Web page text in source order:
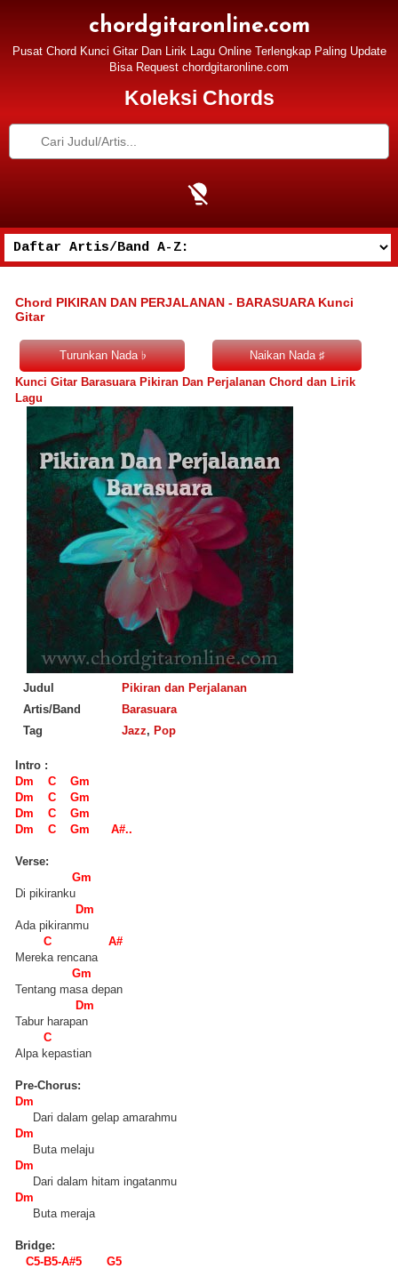
chordgitaronline.com
Pusat Chord Kunci Gitar Dan Lirik Lagu Online Terlengkap Paling Update
Bisa Request chordgitaronline.com
Koleksi Chords
Chord PIKIRAN DAN PERJALANAN - BARASUARA Kunci
Gitar
Kunci Gitar Barasuara Pikiran Dan Perjalanan Chord dan Lirik
Lagu
Judul
Pikiran dan Perjalanan
Artis/Band
Barasuara
Tag
Jazz, Pop
Intro :
Dm C Gm
Dm C Gm
Dm C Gm
Dm C
Gm A#..
Verse:
Gm
Di pikiranku
Dm
Ada pikiranmu
C A#
Mereka rencana
Gm
Tentang masa depan
Dm
Tabur harapan
C
Alpa kepastian
Pre-Chorus:
Dm
Dari dalam gelap amarahmu
Dm
Buta melaju
Dm
Dari dalam hitam ingatanmu
Dm
Buta meraja
Bridge:
C5-B5-A#5 G5